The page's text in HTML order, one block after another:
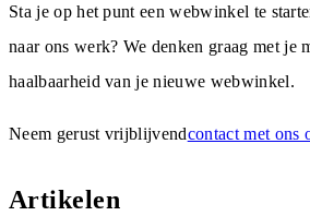
Sta je op het punt een webwinkel te
naar ons werk? We denken graag met je
haalbaarheid van je nieuwe webwinkel.
Neem gerust vrijblijvendcontact met ons
Artikelen